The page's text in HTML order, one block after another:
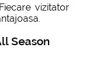
vizitator
Season